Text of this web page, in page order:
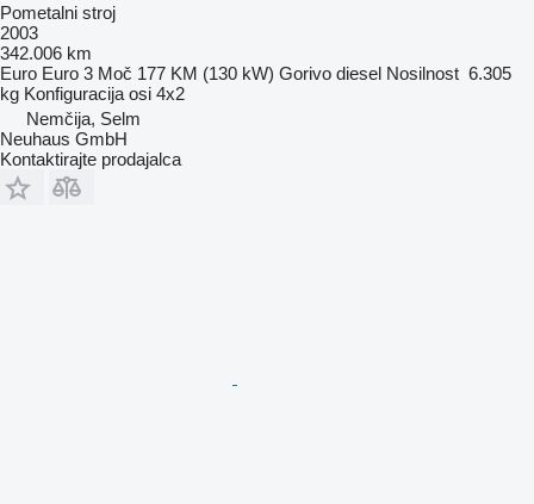
Pometalni stroj
2003
342.006 km
Euro Euro 3 Moč 177 KM (130 kW) Gorivo diesel Nosilnost 6.305
kg Konfiguracija osi 4x2
Nemčija, Selm
Neuhaus GmbH
Kontaktirajte prodajalca